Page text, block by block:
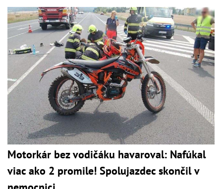
Motorkár bez vodičáku havaroval: Nafúkal
viac ako 2 promile! Spolujazdec skončil v